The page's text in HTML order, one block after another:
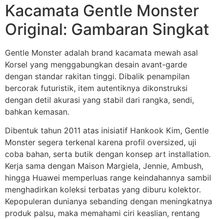
Kacamata Gentle Monster
Original: Gambaran Singkat
Gentle Monster adalah brand kacamata mewah asal
Korsel yang menggabungkan desain avant-garde
dengan standar rakitan tinggi. Dibalik penampilan
bercorak futuristik, item autentiknya dikonstruksi
dengan detil akurasi yang stabil dari rangka, sendi,
bahkan kemasan.
Dibentuk tahun 2011 atas inisiatif Hankook Kim, Gentle
Monster segera terkenal karena profil oversized, uji
coba bahan, serta butik dengan konsep art installation.
Kerja sama dengan Maison Margiela, Jennie, Ambush,
hingga Huawei memperluas range keindahannya sambil
menghadirkan koleksi terbatas yang diburu kolektor.
Kepopuleran dunianya sebanding dengan meningkatnya
produk palsu, maka memahami ciri keaslian, rentang